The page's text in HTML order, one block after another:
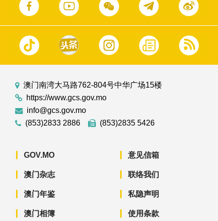
澳门南湾大马路762-804号中华广场15楼
https://www.gcs.gov.mo
info@gcs.gov.mo
(853)2833 2886
(853)2835 5426
GOV.MO
澳门杂志
澳门年鉴
澳门相簿
意见信箱
联络我们
私隐声明
使用条款